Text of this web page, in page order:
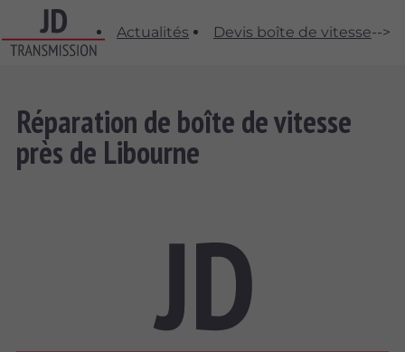
Actualités Devis boîte de vitesse-->
Réparation de boîte de vitesse
près de Libourne